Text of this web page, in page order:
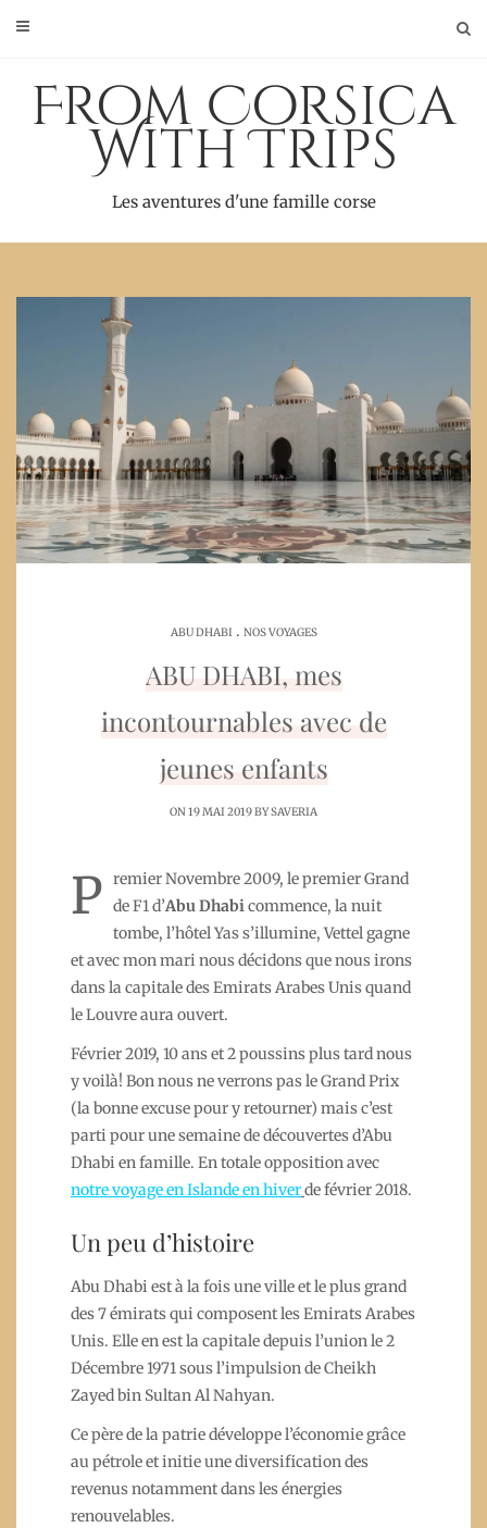
From Corsica
With Trips
Les aventures d'une famille corse
ABU DHABI. NOS VOYAGES
ABU DHABI, mes
incontournables avec de
jeunes enfants
ON 19 MAI 2019 BYSAVERIA
P remier Novembre 2009, le premier Grand
de F1 d’Abu Dhabicommence, la nuit
tombe, l’hôtel Yas s’illumine, Vettel gagne
et avec mon mari nous décidons que nous irons
dans la capitale des Emirats Arabes Unis quand
le Louvre aura ouvert.
Février 2019, 10 ans et 2 poussins plus tard nous
y voilà! Bon nous ne verrons pas le Grand Prix
(la bonne excuse pour y retourner) mais c’est
parti pour une semaine de découvertes d’Abu
Dhabi en famille. En totale opposition avec
notre voyage en Islande en hiverde février 2018.
Un peu d’histoire
Abu Dhabi est à la fois une ville et le plus grand
des 7 émirats qui composent les Emirats Arabes
Unis. Elle en est la capitale depuis l’union le 2
Décembre 1971 sous l’impulsion de Cheikh
Zayed bin Sultan Al Nahyan.
Ce père de la patrie développe l’économie grâce
au pétrole et initie une diversification des
revenus notamment dans les énergies
renouvelables.